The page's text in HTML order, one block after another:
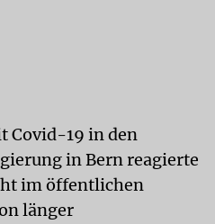
Covid-19 in den
in Bern reagierte
im öffentlichen
länger